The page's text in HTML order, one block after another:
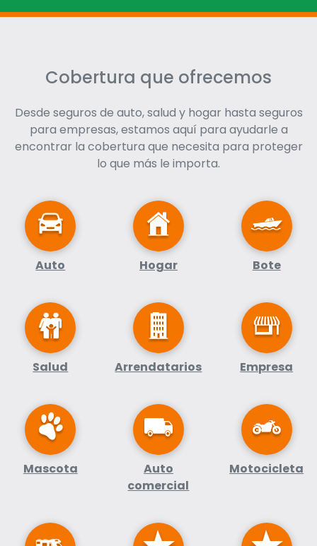
Cobertura que ofrecemos
Desde seguros de auto, salud y hogar hasta seguros
para empresas, estamos aquí para ayudarle a
encontrar la cobertura que necesita para proteger
lo que más le importa.
Auto Hogar Bote
Salud Arrendatarios Empresa
Mascota
Auto
comercial
Motocicleta